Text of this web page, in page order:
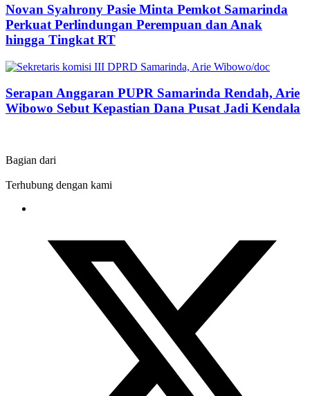
Novan Syahrony Pasie Minta Pemkot Samarinda
Perkuat Perlindungan Perempuan dan Anak
hingga Tingkat RT
Serapan Anggaran PUPR Samarinda Rendah, Arie
Wibowo Sebut Kepastian Dana Pusat Jadi Kendala
Bagian dari
Terhubung dengan kami